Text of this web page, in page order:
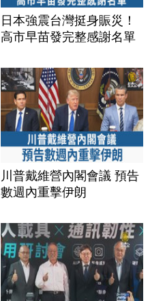
日本強震台灣挺身賑災！
高市早苗發完整感謝名單
川普戴維營內閣會議 預告
數週內重擊伊朗